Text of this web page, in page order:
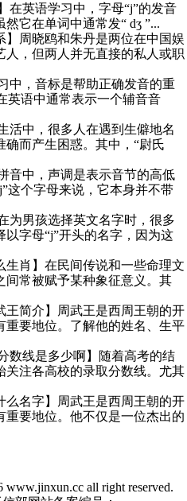
在英语学习中，字母“j”的发音
它在单词中通常发“ dʒ ”...
】周晓鸥和朱丹是两位在中国娱
人，但两人并无直接的私人或职
中，音标是帮助正确发音的重
英语中通常表示一个辅音音
活中，很多人在遇到生僻地名
确而产生困惑。其中，“尉氏
音中，声调是表示音节的高低
这个字母来说，它本身并不带
为男孩选择英文名字时，很多
字母“j”开头的名字，因为这
生肖】在民间传说和一些命理文
间常被赋予某种象征意义。其
王简介】周武王是西周王朝的开
重要地位。了解他的姓名、生平
数线是多少啊】随着高考的结
关注各高校的录取分数线。尤其
么名字】周武王是西周王朝的开
重要地位。他不仅是一位杰出的
all right reserved.